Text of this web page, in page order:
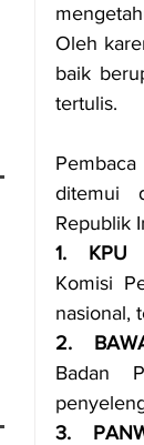
baik
tertulis.
ditemui
Republik
1.    KPU
Komisi
nasional,
2.
Badan
3.